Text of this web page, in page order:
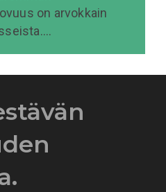
on arvokkain